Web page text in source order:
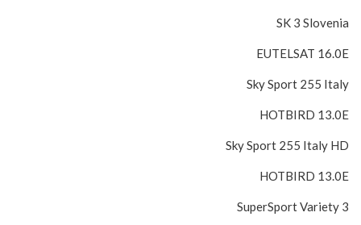
SK 3 Slovenia
EUTELSAT 16.0E
Sky Sport 255 Italy
HOTBIRD 13.0E
Sky Sport 255 Italy HD
HOTBIRD 13.0E
SuperSport Variety 3